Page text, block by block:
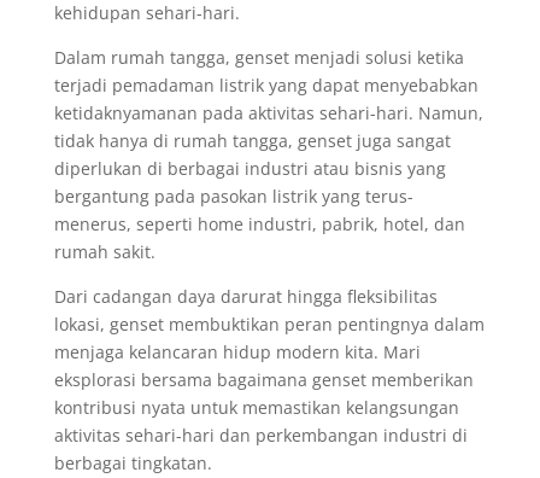
kehidupan sehari-hari.
Dalam rumah tangga, genset menjadi solusi ketika
terjadi pemadaman listrik yang dapat menyebabkan
ketidaknyamanan pada aktivitas sehari-hari. Namun,
tidak hanya di rumah tangga, genset juga sangat
diperlukan di berbagai industri atau bisnis yang
bergantung pada pasokan listrik yang terus-
menerus, seperti home industri, pabrik, hotel, dan
rumah sakit.
Dari cadangan daya darurat hingga fleksibilitas
lokasi, genset membuktikan peran pentingnya dalam
menjaga kelancaran hidup modern kita. Mari
eksplorasi bersama bagaimana genset memberikan
kontribusi nyata untuk memastikan kelangsungan
aktivitas sehari-hari dan perkembangan industri di
berbagai tingkatan.